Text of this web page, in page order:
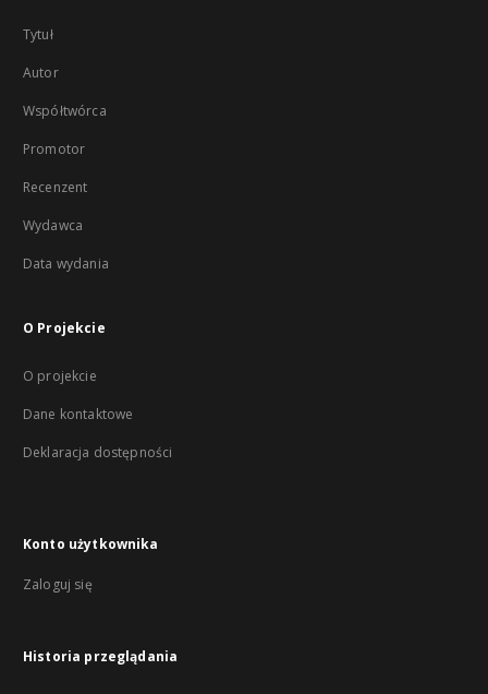
Tytuł
Autor
Współtwórca
Promotor
Recenzent
Wydawca
Data wydania
O Projekcie
O projekcie
Dane kontaktowe
Deklaracja dostępności
Konto użytkownika
Zaloguj się
Historia przeglądania